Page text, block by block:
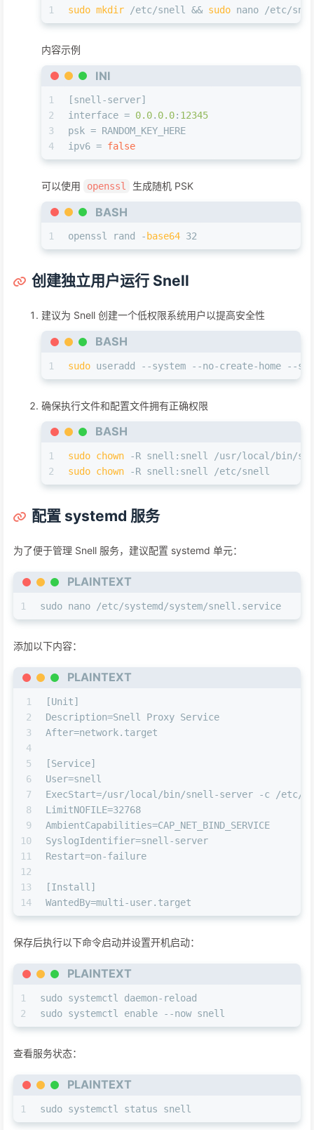
1 sudo mkdir /etc/snell && sudo nano /etc/
内容示例
INI
1
2
3
4
[snell-server]
interface = 0.0. 0.0: 12345
psk = RANDOM_KEY_HERE
ipv6 = false
可以使用 openssl 生成随机 PSK
BASH
1 openssl rand - base64 32
创建独立用户运行 Snell
建议为 Snell 创建一个低权限系统用户以提高安全性
BASH
1 sudo useradd --system --no-create-home --
确保执行文件和配置文件拥有正确权限
BASH
1
2
sudo chown -R snell:snell /usr/local/bin/
sudo chown -R snell:snell /etc/snell
配置 systemd 服务
为了便于管理 Snell 服务，建议配置 systemd 单元：
PLAINTEXT
1 sudo nano /etc/systemd/system/snell.service
添加以下内容：
PLAINTEXT
1
2
3
4
5
6
7
8
9
10
11
12
13
14
[Unit]
Description=Snell Proxy Service
After=network.target
[Service]
User=snell
ExecStart=/usr/local/bin/snell-server -c /etc/
LimitNOFILE=32768
AmbientCapabilities=CAP_NET_BIND_SERVICE
SyslogIdentifier=snell-server
Restart=on-failure
[Install]
WantedBy=multi-user.target
保存后执行以下命令启动并设置开机启动：
PLAINTEXT
1
2
sudo systemctl daemon-reload
sudo systemctl enable --now snell
查看服务状态：
PLAINTEXT
1 sudo systemctl status snell